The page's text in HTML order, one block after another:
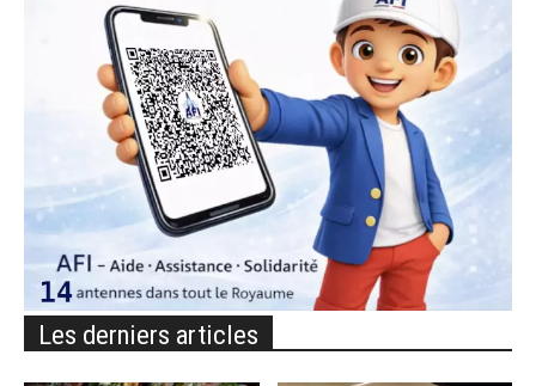
Les derniers articles